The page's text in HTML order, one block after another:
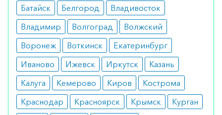
После этого прекращают лечение препаратом.
Показания
рак молочной железы у женщин в
постменопаузе;
гормонозависимые формы рака молочной
железы;
терапия после лечения антиэстрогенами.
Противопоказания
Батайск
Белгород
Владивосток
Владимир
Волгоград
Волжский
Воронеж
Воткинск
Екатеринбург
Иваново
Ижевск Иркутск
Казань
Калуга
Кемерово Киров
Кострома
Краснодар
Красноярск Крымск
Курган